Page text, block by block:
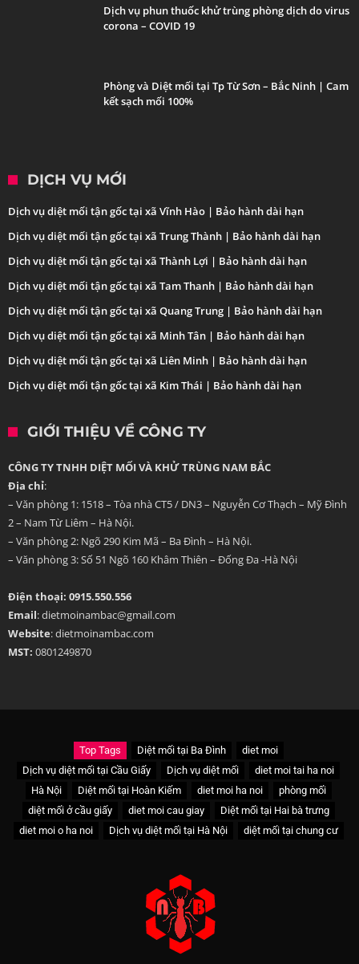
Dịch vụ phun thuốc khử trùng phòng dịch do virus
corona – COVID 19
Phòng và Diệt mối tại Tp Từ Sơn – Bắc Ninh | Cam
kết sạch mối 100%
DỊCH VỤ MỚI
Dịch vụ diệt mối tận gốc tại xã Vĩnh Hào | Bảo hành dài hạn
Dịch vụ diệt mối tận gốc tại xã Trung Thành | Bảo hành dài hạn
Dịch vụ diệt mối tận gốc tại xã Thành Lợi | Bảo hành dài hạn
Dịch vụ diệt mối tận gốc tại xã Tam Thanh | Bảo hành dài hạn
Dịch vụ diệt mối tận gốc tại xã Quang Trung | Bảo hành dài hạn
Dịch vụ diệt mối tận gốc tại xã Minh Tân | Bảo hành dài hạn
Dịch vụ diệt mối tận gốc tại xã Liên Minh | Bảo hành dài hạn
Dịch vụ diệt mối tận gốc tại xã Kim Thái | Bảo hành dài hạn
GIỚI THIỆU VỀ CÔNG TY
CÔNG TY TNHH DIỆT MỐI VÀ KHỬ TRÙNG NAM BẮC
Địa chỉ:
– Văn phòng 1: 1518 – Tòa nhà CT5 / DN3 – Nguyễn Cơ Thạch – Mỹ Đình
2 – Nam Từ Liêm – Hà Nội.
– Văn phòng 2: Ngõ 290 Kim Mã – Ba Đình – Hà Nội.
– Văn phòng 3: Số 51 Ngõ 160 Khâm Thiên – Đống Đa -Hà Nội
Điện thoại: 0915.550.556
Email: dietmoinambac@gmail.com
Website: dietmoinambac.com
MST: 0801249870
Top Tags Diệt mối tại Ba Đình
diet moi
Dịch vụ diệt mối tại Cầu Giấy
Dịch vụ diệt mối
diet moi tai ha noi
Hà Nội
Diệt mối tại Hoàn Kiếm diet moi ha noi
phòng mối
diệt mối ở cầu giấy
diet moi cau giay
Diệt mối tại Hai bà trưng
diet moi o ha noi
Dịch vụ diệt mối tại Hà Nội diệt mối tại chung cư